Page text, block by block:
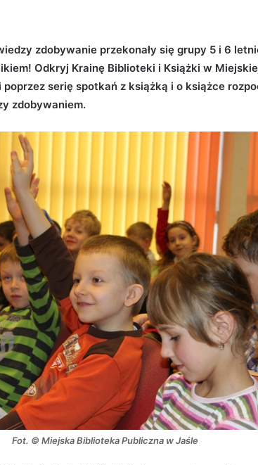
zdobywanie przekonały się grupy 5 i 6
Odkryj Krainę Biblioteki i Książki w
poprzez serię spotkań z książką i o książce
zdobywaniem.
Fot. © Miejska Biblioteka Publiczna w Jaśle